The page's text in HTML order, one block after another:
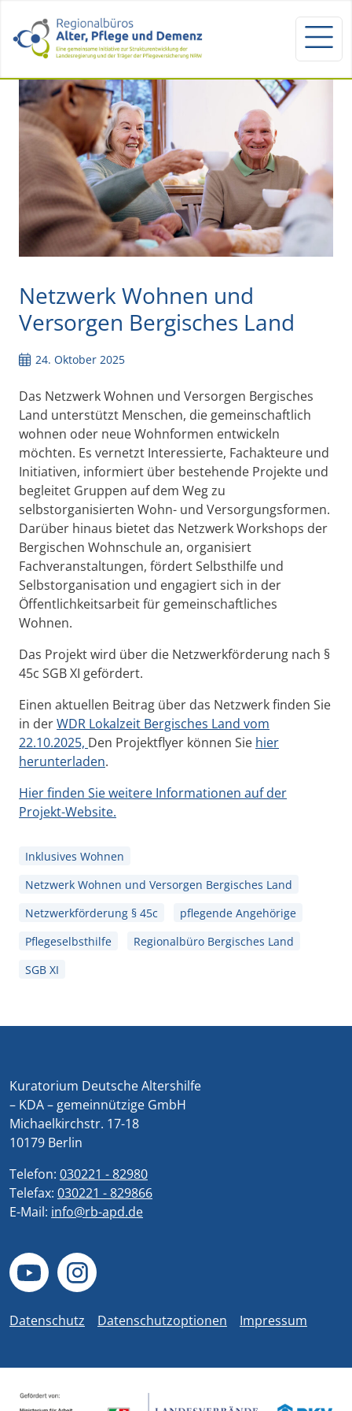
Netzwerk Wohnen und
Versorgen Bergisches Land
24. Oktober 2025
Das Netzwerk Wohnen und Versorgen Bergisches
Land unterstützt Menschen, die gemeinschaftlich
wohnen oder neue Wohnformen entwickeln
möchten. Es vernetzt Interessierte, Fachakteure und
Initiativen, informiert über bestehende Projekte und
begleitet Gruppen auf dem Weg zu
selbstorganisierten Wohn- und Versorgungsformen.
Darüber hinaus bietet das Netzwerk Workshops der
Bergischen Wohnschule an, organisiert
Fachveranstaltungen, fördert Selbsthilfe und
Selbstorganisation und engagiert sich in der
Öffentlichkeitsarbeit für gemeinschaftliches
Wohnen.
Das Projekt wird über die Netzwerkförderung nach §
45c SGB XI gefördert.
Einen aktuellen Beitrag über das Netzwerk finden Sie
in derWDR Lokalzeit Bergisches Land vom
22.10.2025, Den Projektflyer können Sie hier
herunterladen.
Hier finden Sie weitere Informationen auf der
Projekt-Website.
Inklusives Wohnen
Netzwerk Wohnen und Versorgen Bergisches Land
Netzwerkförderung § 45c
pflegende Angehörige
Pflegeselbsthilfe
Regionalbüro Bergisches Land
SGB XI
Kuratorium Deutsche Altershilfe
– KDA – gemeinnützige GmbH
Michaelkirchstr. 17-18
10179 Berlin
Telefon: 030221 - 82980
Telefax: 030221 - 829866
E-Mail: info@rb-apd.de
Datenschutz Datenschutzoptionen Impressum